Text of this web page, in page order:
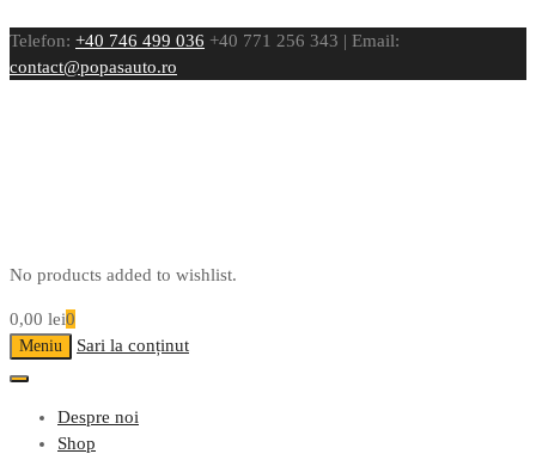
Telefon: +40 746 499 036 +40 771 256 343 | Email:
contact@popasauto.ro
No products added to wishlist.
0,00 lei0
Meniu Sari la conținut
Despre noi
Shop